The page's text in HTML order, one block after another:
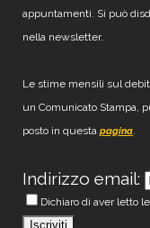
appuntamenti. Si può
nella newsletter.
Le stime mensili sul
un Comunicato Stampa,
posto in questa pagina.
Indirizzo email:
Dichiaro di aver letto